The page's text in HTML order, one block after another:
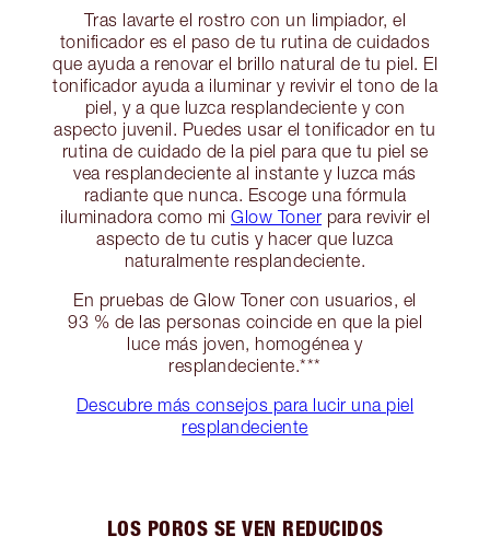
Tras lavarte el rostro con un limpiador, el
tonificador es el paso de tu rutina de cuidados
que ayuda a renovar el brillo natural de tu piel. El
tonificador ayuda a iluminar y revivir el tono de la
piel, y a que luzca resplandeciente y con
aspecto juvenil. Puedes usar el tonificador en tu
rutina de cuidado de la piel para que tu piel se
vea resplandeciente al instante y luzca más
radiante que nunca. Escoge una fórmula
iluminadora como mi Glow Toner para revivir el
aspecto de tu cutis y hacer que luzca
naturalmente resplandeciente.
En pruebas de Glow Toner con usuarios, el
93 % de las personas coincide en que la piel
luce más joven, homogénea y
resplandeciente.***
Descubre más consejos para lucir una piel
resplandeciente
LOS POROS SE VEN REDUCIDOS